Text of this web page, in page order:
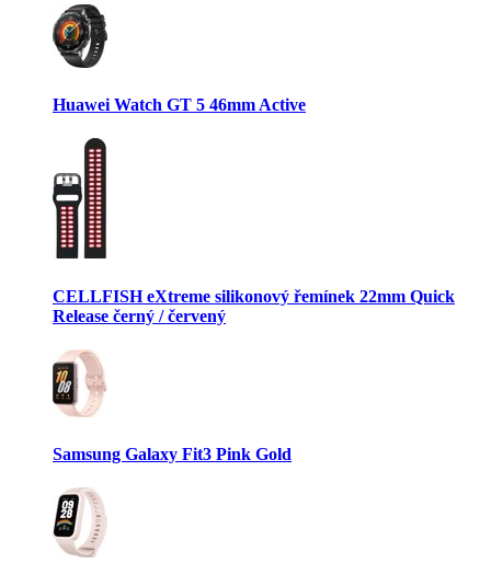
Huawei Watch GT 5 46mm Active
CELLFISH eXtreme silikonový řemínek 22mm Quick
Release černý / červený
Samsung Galaxy Fit3 Pink Gold